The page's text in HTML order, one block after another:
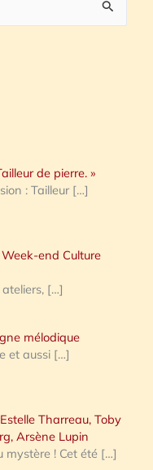
de pierre. »
: Tailleur […]
end Culture
[…]
mélodique
et aussi […]
Tharreau, Toby
Arsène Lupin
mystère ! Cet été […]